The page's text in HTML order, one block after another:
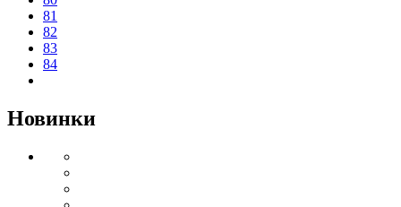
81
82
83
84
Новинки